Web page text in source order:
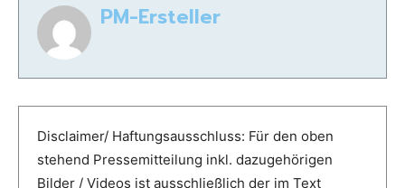
PM-Ersteller
Disclaimer/ Haftungsausschluss: Für den oben
stehend Pressemitteilung inkl. dazugehörigen
Bilder / Videos ist ausschließlich der im Text